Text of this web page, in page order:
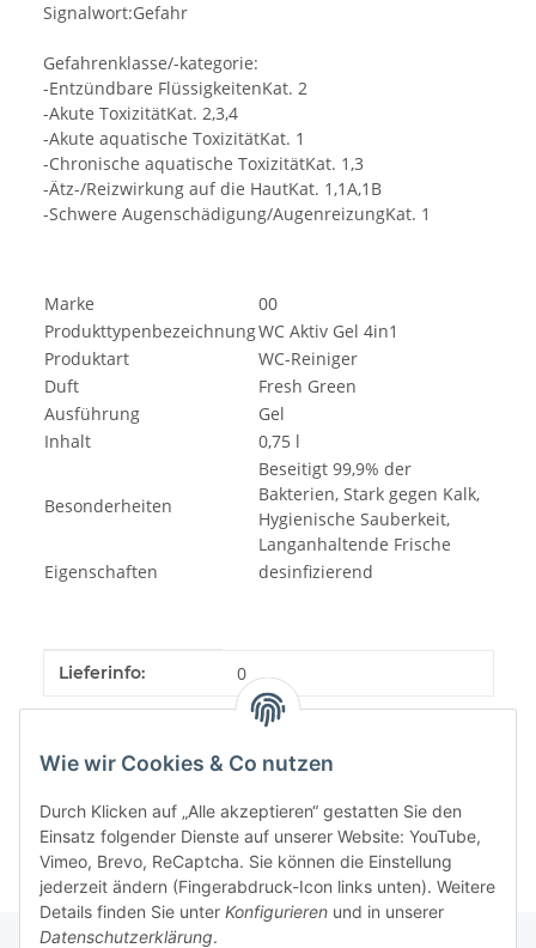
Wie wir Cookies & Co nutzen
Durch Klicken auf „Alle akzeptieren“ gestatten Sie den
Einsatz folgender Dienste auf unserer Website: YouTube,
Vimeo, Brevo, ReCaptcha. Sie können die Einstellung
jederzeit ändern (Fingerabdruck-Icon links unten). Weitere
Details finden Sie unter Konfigurieren und in unserer
Datenschutzerklärung.
Signalwort:Gefahr
Gefahrenklasse/-kategorie:
-Entzündbare FlüssigkeitenKat. 2
-Akute ToxizitätKat. 2,3,4
-Akute aquatische ToxizitätKat. 1
-Chronische aquatische ToxizitätKat. 1,3
-Ätz-/Reizwirkung auf die HautKat. 1,1A,1B
-Schwere Augenschädigung/AugenreizungKat. 1
Marke
00
ProdukttypenbezeichnungWC Aktiv Gel 4in1
Produktart
WC-Reiniger
Duft
Fresh Green
Ausführung
Gel
Inhalt
0,75 l
Besonderheiten
Beseitigt 99,9% der
Bakterien, Stark gegen Kalk,
Hygienische Sauberkeit,
Langanhaltende Frische
Eigenschaften
desinfizierend
Produkteigenschaft
Wert
Lieferinfo: 0